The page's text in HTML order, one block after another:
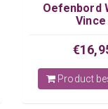
Oefenbord
Vince
Product